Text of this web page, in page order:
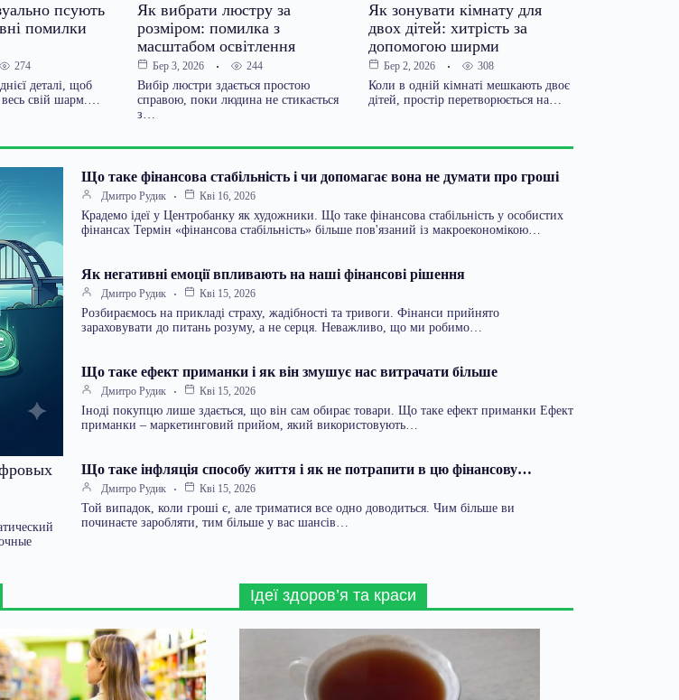
псують
помилки
274
деталі, щоб
весь свій шарм.…
Як вибрати люстру за
розміром: помилка з
масштабом освітлення
Бер 3, 2026 244
Вибір люстри здається простою
справою, поки людина не стикається
з…
Як зонувати кімнату для
двох дітей: хитрість за
допомогою ширми
Бер 2, 2026 308
Коли в одній кімнаті мешкають двоє
дітей, простір перетворюється на…
Що таке фінансова стабільність і чи допомагає вона не думати про гроші
Дмитро Рудик Кві 16, 2026
Крадемо ідеї у Центробанку як художники. Що таке фінансова стабільність у особистих
фінансах Термін «фінансова стабільність» більше пов'язаний із макроекономікою…
Як негативні емоції впливають на наші фінансові рішення
Дмитро Рудик Кві 15, 2026
Розбираємось на прикладі страху, жадібності та тривоги. Фінанси прийнято
зараховувати до питань розуму, а не серця. Неважливо, що ми робимо…
Що таке ефект приманки і як він змушує нас витрачати більше
Дмитро Рудик Кві 15, 2026
Іноді покупцю лише здається, що він сам обирає товари. Що таке ефект приманки Ефект
приманки – маркетинговий прийом, який використовують…
Що таке інфляція способу життя і як не потрапити в цю фінансову…
Дмитро Рудик Кві 15, 2026
Той випадок, коли гроші є, але триматися все одно доводиться. Чим більше ви
починаєте заробляти, тим більше у вас шансів…
Ідеї здоров’я та краси